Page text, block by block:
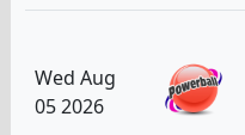
Wed Aug
05 2026